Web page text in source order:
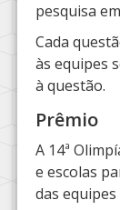
pesquisa
Cada
às equipes
à questão.
Prêmio
A 14ª
e escolas
das